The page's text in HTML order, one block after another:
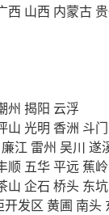
西 山西 内蒙古
州 揭阳 云浮
山 光明 香洲 斗门
廉江 雷州 吴川 遂
顺 五华平远 蕉岭
山 企石 桥头 东坑
开发区 黄圃 南头